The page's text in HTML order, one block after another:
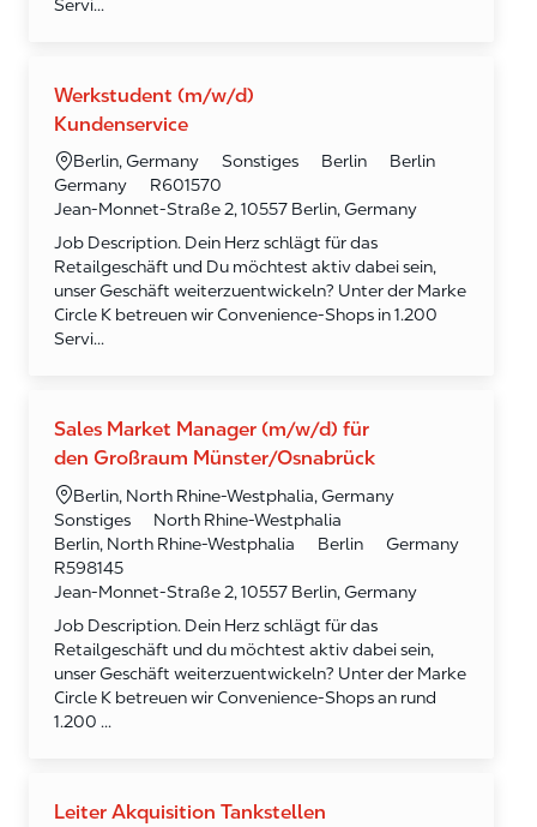
Servi...
Werkstudent (m/w/d)
Kundenservice
OrtBerlin, Germany Kategorie
Sonstiges Berlin
Berlin
Germany
Required Id
R601570
Jean-Monnet-Straße 2, 10557 Berlin, Germany
Job Description. Dein Herz schlägt für das
Retailgeschäft und Du möchtest aktiv dabei sein,
unser Geschäft weiterzuentwickeln? Unter der Marke
Circle K betreuen wir Convenience-Shops in 1.200
Servi...
Sales Market Manager (m/w/d) für
den Großraum Münster/Osnabrück
OrtBerlin, North Rhine-Westphalia, Germany
Kategorie
Sonstiges
North Rhine-Westphalia
Berlin, North Rhine-Westphalia
Berlin
Germany
Required Id
R598145
Jean-Monnet-Straße 2, 10557 Berlin, Germany
Job Description. Dein Herz schlägt für das
Retailgeschäft und du möchtest aktiv dabei sein,
unser Geschäft weiterzuentwickeln? Unter der Marke
Circle K betreuen wir Convenience‑Shops an rund
1.200 ...
Leiter Akquisition Tankstellen